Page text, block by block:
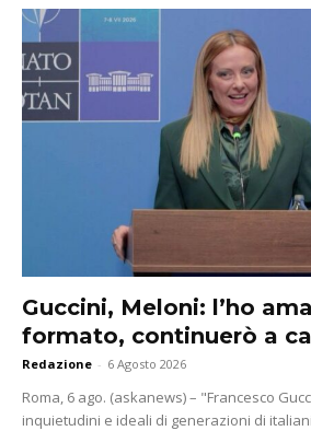
Guccini, Meloni: l’ho
formato, continuerò a
Redazione - 6 Agosto 2026
Roma, 6 ago. (askanews) – "Francesco
inquietudini e ideali di generazioni di